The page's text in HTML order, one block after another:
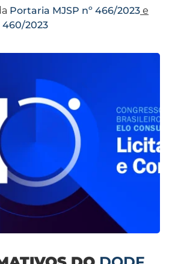
Portaria MJSP nº 466/2023 e
460/2023